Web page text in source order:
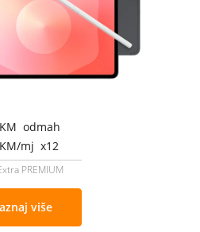
KM odmah
KM/mj x12
PREMIUM
više